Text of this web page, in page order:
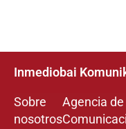
Inmediobai
Sobre
nosotros
Agencia de